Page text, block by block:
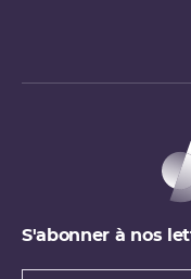
S'abonner à nos
Types de